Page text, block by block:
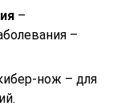
–
–
нож – для